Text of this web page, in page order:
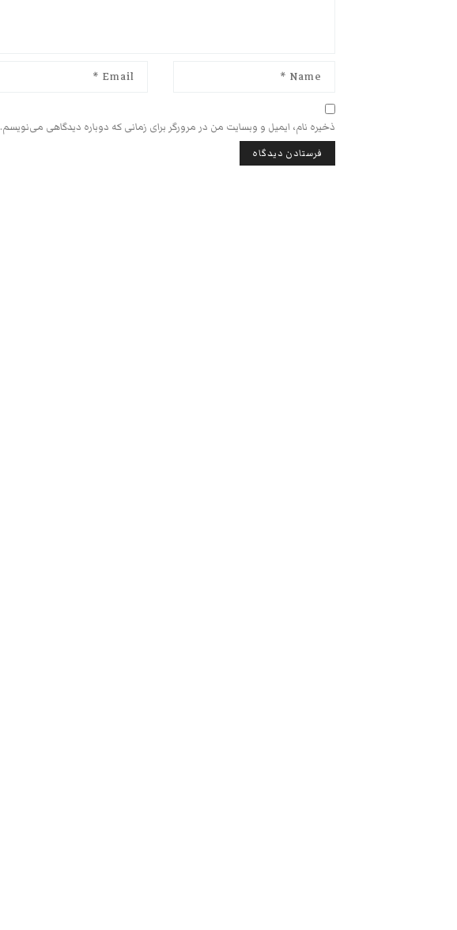
ذخیره نام، ایمیل و وبسایت من در مرورگر برای زمانی که دوباره دیدگاهی می‌نویسم.